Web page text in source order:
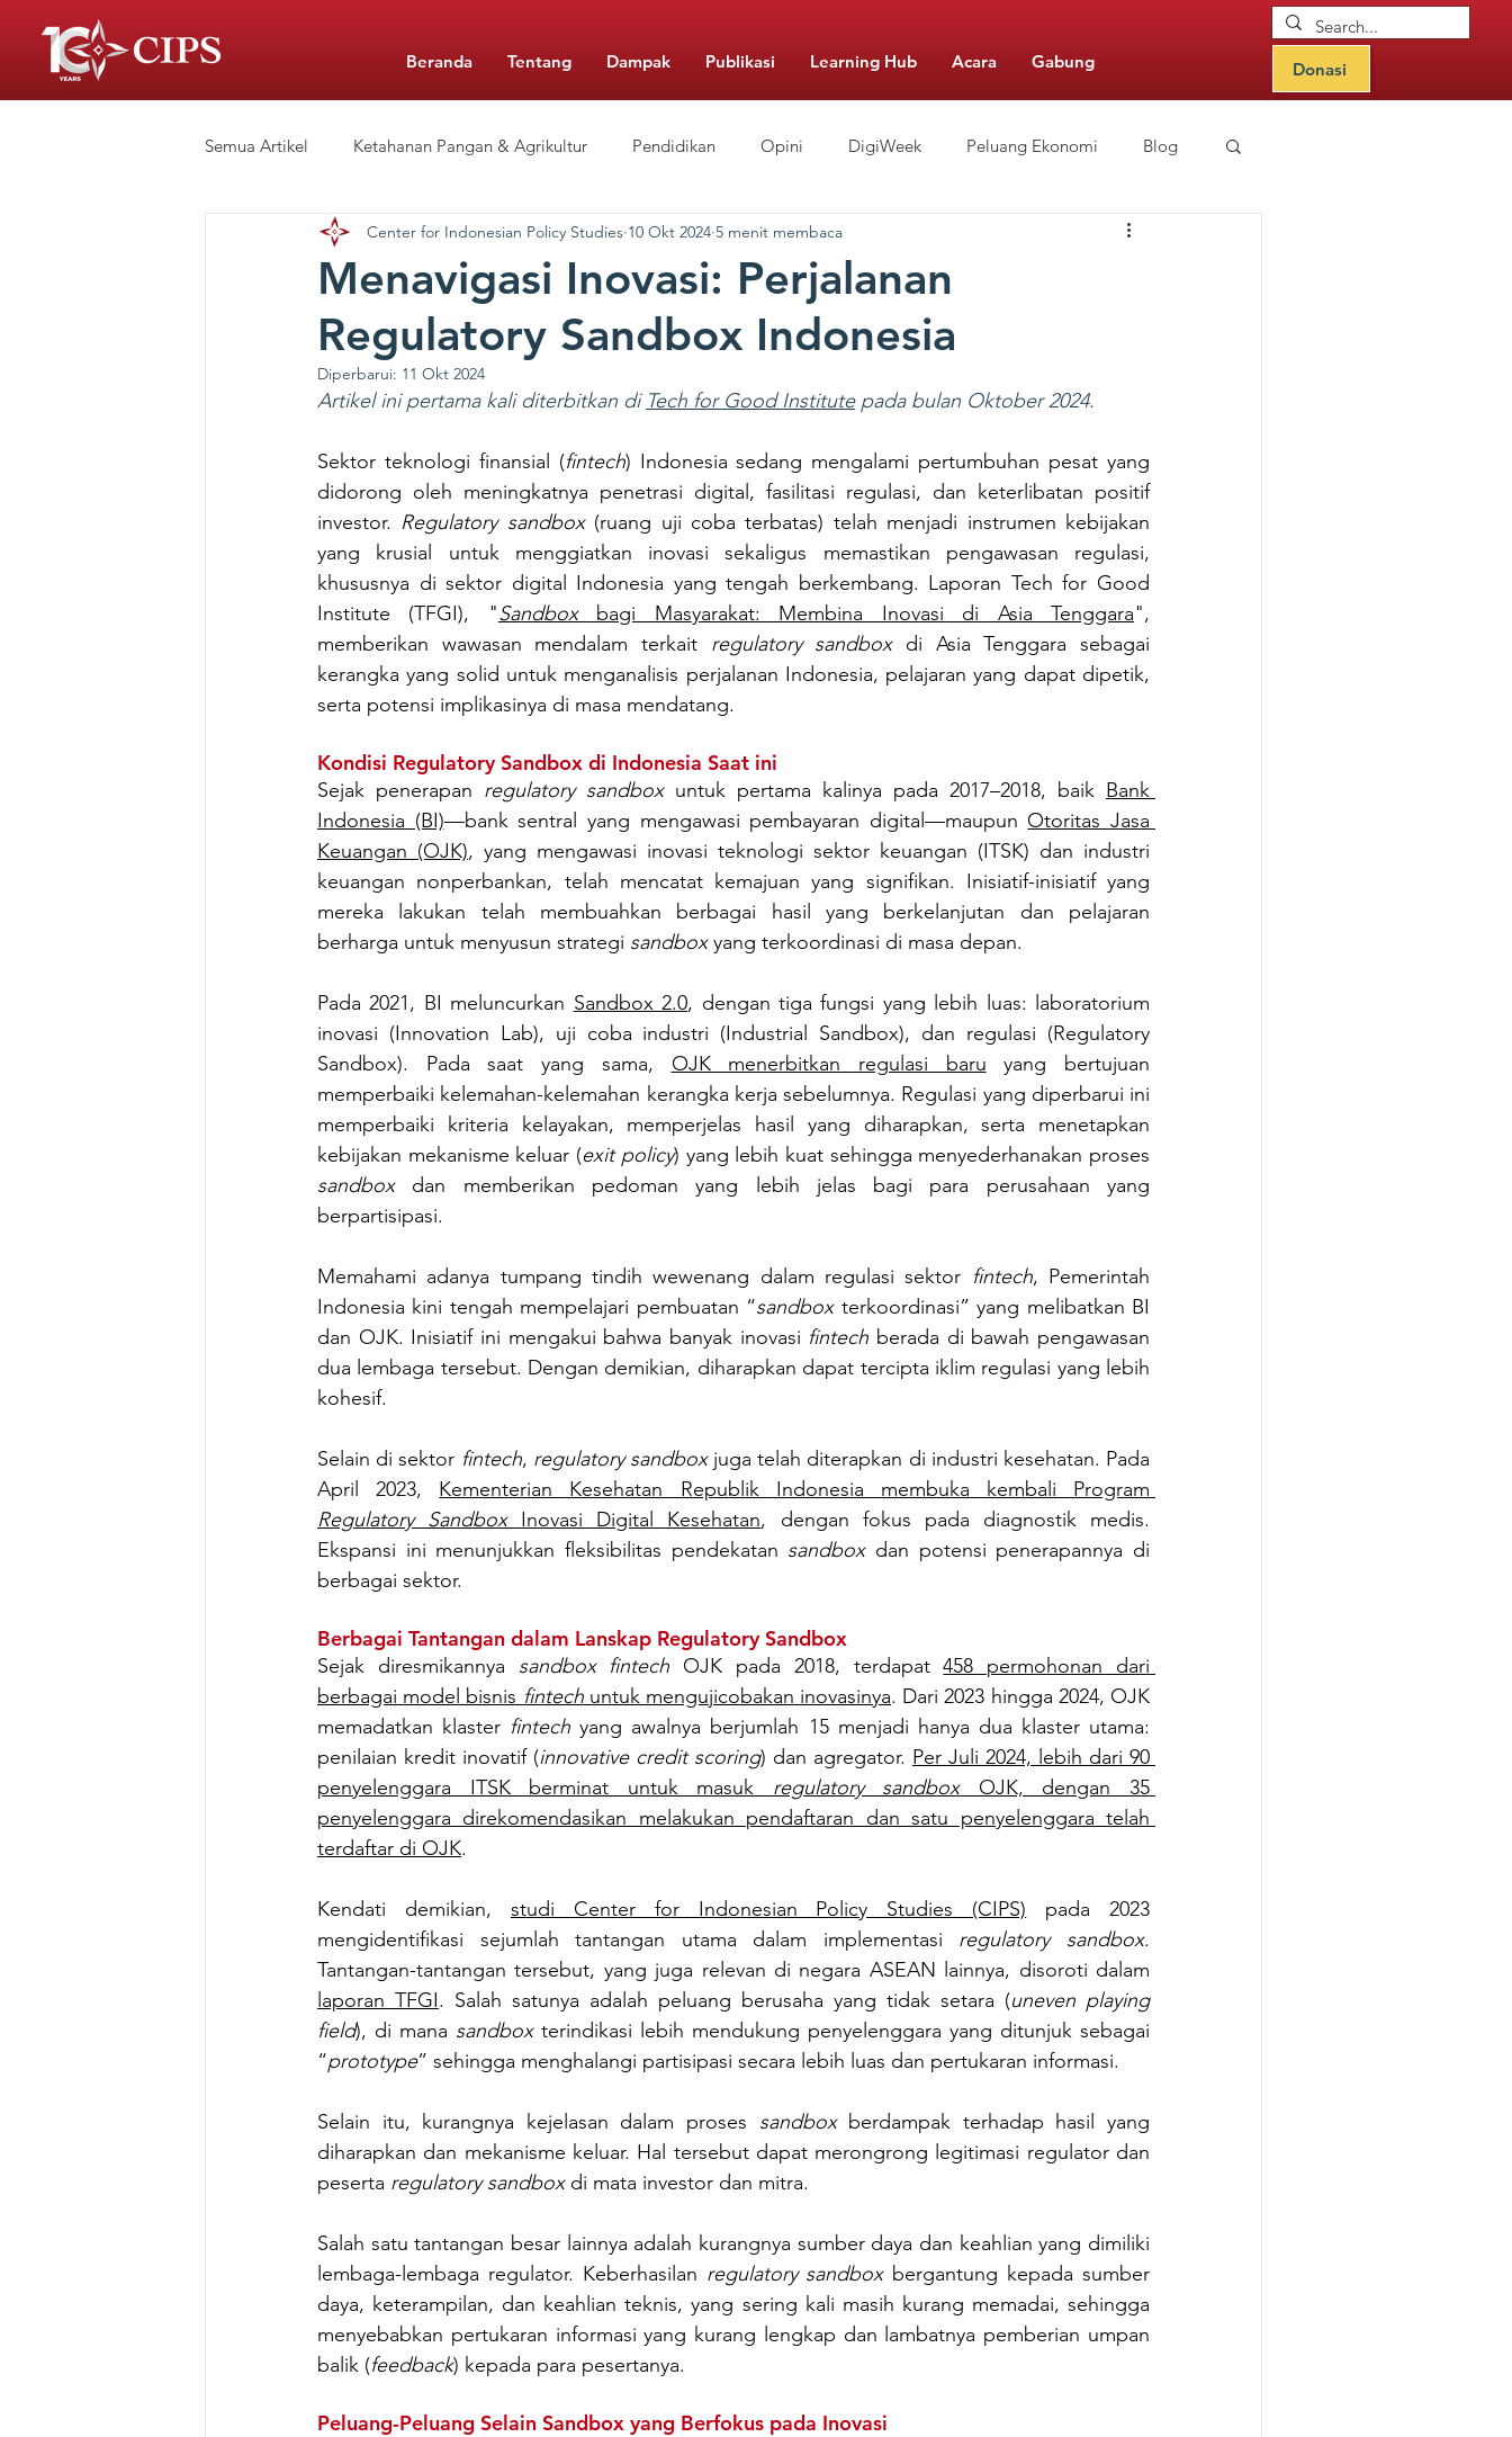
Beranda Tentang Dampak Publikasi Learning Hub Acara Gabung Donasi
Semua Artikel Ketahanan Pangan & Agrikultur Pendidikan Opini DigiWeek Peluang Ekonomi Blog
Siaran Pers Sekolah Swasta Berbiaya Rendah Pengelolaan Sekolah
CIPS Learning Hub
Menavigasi Inovasi: Perjalanan
Regulatory Sandbox Indonesia
Center for Indonesian Policy Studies 10 Okt 2024 5 menit membaca
Diperbarui: 11 Okt 2024
Artikel ini pertama kali diterbitkan di Tech for Good Institute pada bulan Oktober 2024.
Sektor teknologi finansial (fintech) Indonesia sedang mengalami pertumbuhan pesat yang
didorong oleh meningkatnya penetrasi digital, fasilitasi regulasi, dan keterlibatan positif
investor. Regulatory sandbox (ruang uji coba terbatas) telah menjadi instrumen kebijakan
yang krusial untuk menggiatkan inovasi sekaligus memastikan pengawasan regulasi,
khususnya di sektor digital Indonesia yang tengah berkembang. Laporan Tech for Good
Institute (TFGI), "Sandbox bagi Masyarakat: Membina Inovasi di Asia Tenggara",
memberikan wawasan mendalam terkait regulatory sandbox di Asia Tenggara sebagai
kerangka yang solid untuk menganalisis perjalanan Indonesia, pelajaran yang dapat dipetik,
serta potensi implikasinya di masa mendatang.
Kondisi Regulatory Sandbox di Indonesia Saat ini
Sejak penerapan regulatory sandbox untuk pertama kalinya pada 2017–2018, baik Bank
Indonesia (BI)—bank sentral yang mengawasi pembayaran digital—maupun Otoritas Jasa
Keuangan (OJK), yang mengawasi inovasi teknologi sektor keuangan (ITSK) dan industri
keuangan nonperbankan, telah mencatat kemajuan yang signifikan. Inisiatif-inisiatif yang
mereka lakukan telah membuahkan berbagai hasil yang berkelanjutan dan pelajaran
berharga untuk menyusun strategi sandbox yang terkoordinasi di masa depan.
Pada 2021, BI meluncurkan Sandbox 2.0, dengan tiga fungsi yang lebih luas: laboratorium
inovasi (Innovation Lab), uji coba industri (Industrial Sandbox), dan regulasi (Regulatory
Sandbox). Pada saat yang sama, OJK menerbitkan regulasi baru yang bertujuan
memperbaiki kelemahan-kelemahan kerangka kerja sebelumnya. Regulasi yang diperbarui ini
memperbaiki kriteria kelayakan, memperjelas hasil yang diharapkan, serta menetapkan
kebijakan mekanisme keluar (exit policy
sandbox dan memberikan pedoman yang lebih jelas bagi para perusahaan yang
berpartisipasi.
Memahami adanya tumpang tindih wewenang dalam regulasi sektor fintech, Pemerintah
Indonesia kini tengah mempelajari pembuatan “sandbox terkoordinasi” yang melibatkan BI
dan OJK. Inisiatif ini mengakui bahwa banyak inovasi fintech berada di bawah pengawasan
dua lembaga tersebut. Dengan demikian, diharapkan dapat tercipta iklim regulasi yang lebih
kohesif.
Selain di sektor fintech, regulatory sandbox juga telah diterapkan di industri kesehatan. Pada
April 2023,
Regulatory Sandbox Inovasi Digital Kesehatan, dengan fokus pada diagnostik medis.
Ekspansi ini menunjukkan fleksibilitas pendekatan sandbox dan potensi penerapannya di
berbagai sektor.
Berbagai Tantangan dalam Lanskap Regulatory Sandbox
Sejak diresmikannya sandbox fintech OJK pada 2018, terdapat 458 permohonan dari
berbagai model bisnis fintech untuk mengujicobakan inovasinya. Dari 2023 hingga 2024, OJK
memadatkan klaster fintech yang awalnya berjumlah 15 menjadi hanya dua klaster utama:
penilaian kredit inovatif (innovative credit scoring) dan agregator. Per Juli 2024, lebih dari 90
penyelenggara ITSK berminat untuk masuk regulatory sandbox OJK, dengan 35
penyelenggara direkomendasikan melakukan pendaftaran dan satu penyelenggara telah
terdaftar di OJK.
Kendati demikian, studi Center for Indonesian Policy Studies (CIPS) pada 2023
mengidentifikasi sejumlah tantangan utama dalam implementasi regulatory sandbox.
laporan TFGI. Salah satunya adalah peluang berusaha yang tidak setara (uneven playing
field), di mana sandbox terindikasi lebih mendukung penyelenggara yang ditunjuk sebagai
“prototype” sehingga menghalangi partisipasi secara lebih luas dan pertukaran informasi.
Selain itu, kurangnya kejelasan dalam proses sandbox berdampak terhadap hasil yang
diharapkan dan mekanisme keluar. Hal tersebut dapat merongrong legitimasi regulator dan
peserta regulatory sandbox di mata investor dan mitra.
Salah satu tantangan besar lainnya adalah kurangnya sumber daya dan keahlian yang dimiliki
lembaga-lembaga regulator. Keberhasilan regulatory sandbox bergantung kepada sumber
daya, keterampilan, dan keahlian teknis, yang sering kali masih kurang memadai, sehingga
menyebabkan pertukaran informasi yang kurang lengkap dan lambatnya pemberian umpan
balik (feedback) kepada para pesertanya.
Peluang-Peluang Selain Sandbox yang Berfokus pada Inovasi